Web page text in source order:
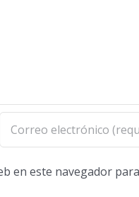
en este navegador